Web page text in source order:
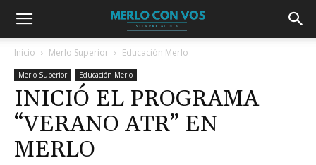
Inicio Merlo Superior Educación Merlo
Merlo Superior Educación Merlo
INICIÓ EL PROGRAMA
“VERANO ATR” EN
MERLO